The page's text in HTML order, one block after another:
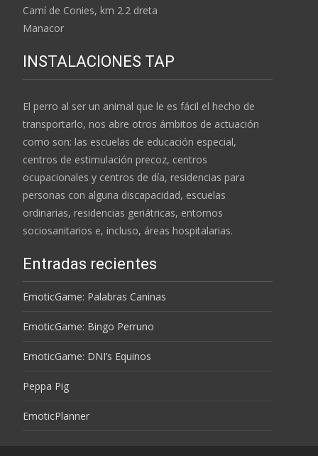
Camí de Conies, km 2.2 dreta
Manacor
INSTALACIONES TAP
El perro al ser un animal que le es fácil el hecho de
transportarlo, nos abre otros ámbitos de actuación
como son: las escuelas de educación especial,
centros de estimulación precoz, centros
ocupacionales y centros de día, residencias para
personas con alguna discapacidad, escuelas
ordinarias, residencias geriátricas, entornos
sociosanitarios e, incluso, áreas hospitalarias.
Entradas recientes
EmoticGame: Palabras Caninas
EmoticGame: Bingo Perruno
EmoticGame: DNI’s Equinos
Peppa Pig
EmoticPlanner